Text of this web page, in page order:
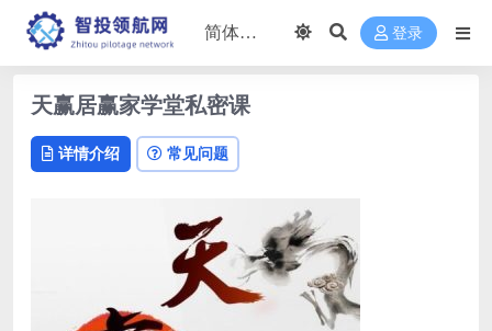
登录
天赢居赢家学堂私密课
详情介绍 常见问题